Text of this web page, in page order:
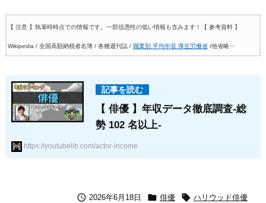
【 注意 】執筆時時点での情報です。一部信憑性の低い情報も含みます！ 【 参考資料 】
Wikipedia / 全国高額納税者名簿 / 各種週刊誌 / 職業別 平均年収 厚生労働省/他省略‥
【 俳優 】年収データ徹底調査-総
勢 102 名以上-
https://youtubelib.com/actor-income
 2026年6月18日  俳優  ハリウッド俳優